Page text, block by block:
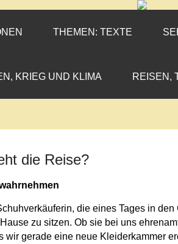
THEMEN: TEXTE
KRIEG UND KLIMA REISEN,
die Reise?
die eines Tages in
zu sitzen. Ob sie bei uns
gerade eine neue Kleiderkammer